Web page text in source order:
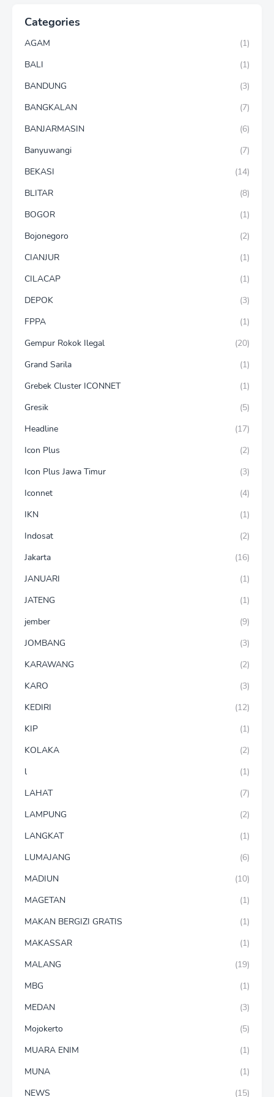
Categories
AGAM
(1)
BALI
(1)
BANDUNG
(3)
BANGKALAN
(7)
BANJARMASIN
(6)
Banyuwangi
(7)
BEKASI
(14)
BLITAR
(8)
BOGOR
(1)
Bojonegoro
(2)
CIANJUR
(1)
CILACAP
(1)
DEPOK
(3)
FPPA
(1)
Gempur Rokok Ilegal
(20)
Grand Sarila
(1)
Grebek Cluster ICONNET
(1)
Gresik
(5)
Headline
(17)
Icon Plus
(2)
Icon Plus Jawa Timur
(3)
Iconnet
(4)
IKN
(1)
Indosat
(2)
Jakarta
(16)
JANUARI
(1)
JATENG
(1)
jember
(9)
JOMBANG
(3)
KARAWANG
(2)
KARO
(3)
KEDIRI
(12)
KIP
(1)
KOLAKA
(2)
l
(1)
LAHAT
(7)
LAMPUNG
(2)
LANGKAT
(1)
LUMAJANG
(6)
MADIUN
(10)
MAGETAN
(1)
MAKAN BERGIZI GRATIS
(1)
MAKASSAR
(1)
MALANG
(19)
MBG
(1)
MEDAN
(3)
Mojokerto
(5)
MUARA ENIM
(1)
MUNA
(1)
NEWS
(15)